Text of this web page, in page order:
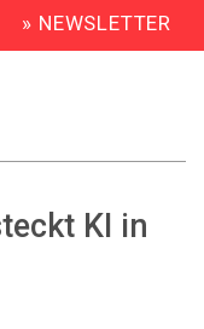
» NEWSLETTER
KI in